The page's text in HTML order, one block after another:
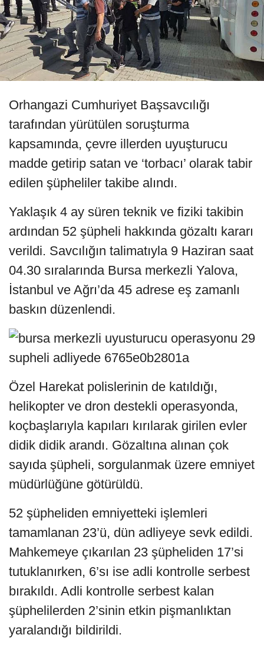
Orhangazi Cumhuriyet Başsavcılığı
tarafından yürütülen soruşturma
kapsamında, çevre illerden uyuşturucu
madde getirip satan ve ‘torbacı’ olarak tabir
edilen şüpheliler takibe alındı.
Yaklaşık 4 ay süren teknik ve fiziki takibin
ardından 52 şüpheli hakkında gözaltı kararı
verildi. Savcılığın talimatıyla 9 Haziran saat
04.30 sıralarında Bursa merkezli Yalova,
İstanbul ve Ağrı’da 45 adrese eş zamanlı
baskın düzenlendi.
Özel Harekat polislerinin de katıldığı,
helikopter ve dron destekli operasyonda,
koçbaşlarıyla kapıları kırılarak girilen evler
didik didik arandı. Gözaltına alınan çok
sayıda şüpheli, sorgulanmak üzere emniyet
müdürlüğüne götürüldü.
52 şüpheliden emniyetteki işlemleri
tamamlanan 23’ü, dün adliyeye sevk edildi.
Mahkemeye çıkarılan 23 şüpheliden 17’si
tutuklanırken, 6’sı ise adli kontrolle serbest
bırakıldı. Adli kontrolle serbest kalan
şüphelilerden 2’sinin etkin pişmanlıktan
yaralandığı bildirildi.